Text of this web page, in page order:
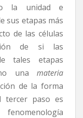
la unidad e
sus etapas más
de las células
de si las
tales etapas
una materia
de la forma
tercer paso es